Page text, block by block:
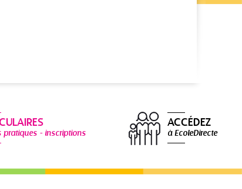
pratiques - inscriptions
ACCÉDEZ
à EcoleDirecte